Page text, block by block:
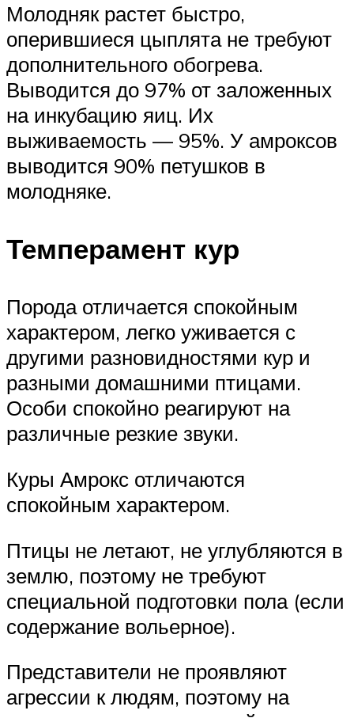
Молодняк растет быстро,
оперившиеся цыплята не требуют
дополнительного обогрева.
Выводится до 97% от заложенных
на инкубацию яиц. Их
выживаемость — 95%. У амроксов
выводится 90% петушков в
молодняке.
Темперамент кур
Порода отличается спокойным
характером, легко уживается с
другими разновидностями кур и
разными домашними птицами.
Особи спокойно реагируют на
различные резкие звуки.
Куры Амрокс отличаются
спокойным характером.
Птицы не летают, не углубляются в
землю, поэтому не требуют
специальной подготовки пола (если
содержание вольерное).
Представители не проявляют
агрессии к людям, поэтому на